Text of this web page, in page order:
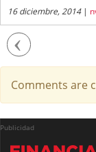
Previous
16 diciembre, 2014|
Comments are
Publicidad